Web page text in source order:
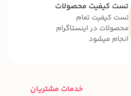
تست کیفیت محصولات
تست کیفیت تمام
محصولات در اینستاگرام
انجام میشود
خدمات مشتریان